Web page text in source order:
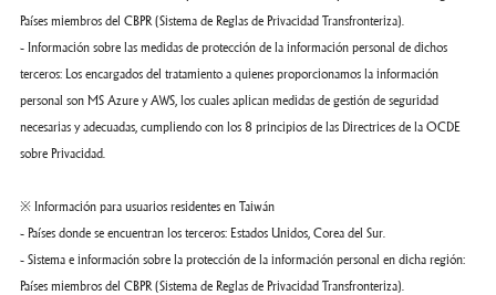
Países miembros del CBPR (Sistema de Reglas de Privacidad Transfronteriza).
- Información sobre las medidas de protección de la información personal de dichos
terceros: Los encargados del tratamiento a quienes proporcionamos la información
personal son MS Azure y AWS, los cuales aplican medidas de gestión de seguridad
necesarias y adecuadas, cumpliendo con los 8 principios de las Directrices de la OCDE
sobre Privacidad.
※ Información para usuarios residentes en Taiwán
- Países donde se encuentran los terceros: Estados Unidos, Corea del Sur.
- Sistema e información sobre la protección de la información personal en dicha región:
Países miembros del CBPR (Sistema de Reglas de Privacidad Transfronteriza).